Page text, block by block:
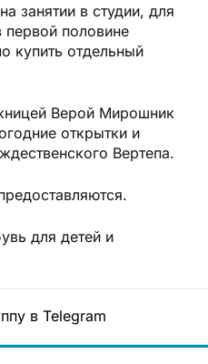
занятии в студии, для
первой половине
купить отдельный
Верой Мирошник
открытки и
Вертепа.
для детей и
в Telegram